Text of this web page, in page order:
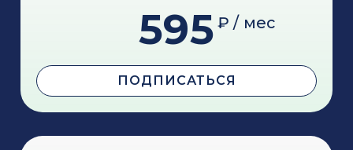
595 ₽ / мес
ПОДПИСАТЬСЯ